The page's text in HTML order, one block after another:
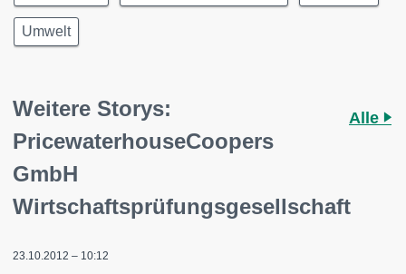
Umwelt
Weitere Storys:
PricewaterhouseCoopers
GmbH
Wirtschaftsprüfungsgesellschaft
Alle
23.10.2012 – 10:12